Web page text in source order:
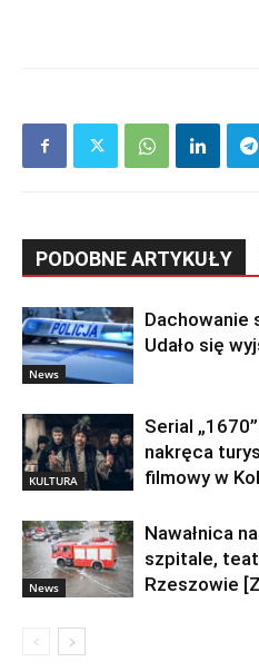
PODOBNE ARTYKUŁY
News
Dachowanie
Udało się
KULTURA
Serial
nakręca
filmowy w
News
Nawałnica
szpitale,
Rzeszowie